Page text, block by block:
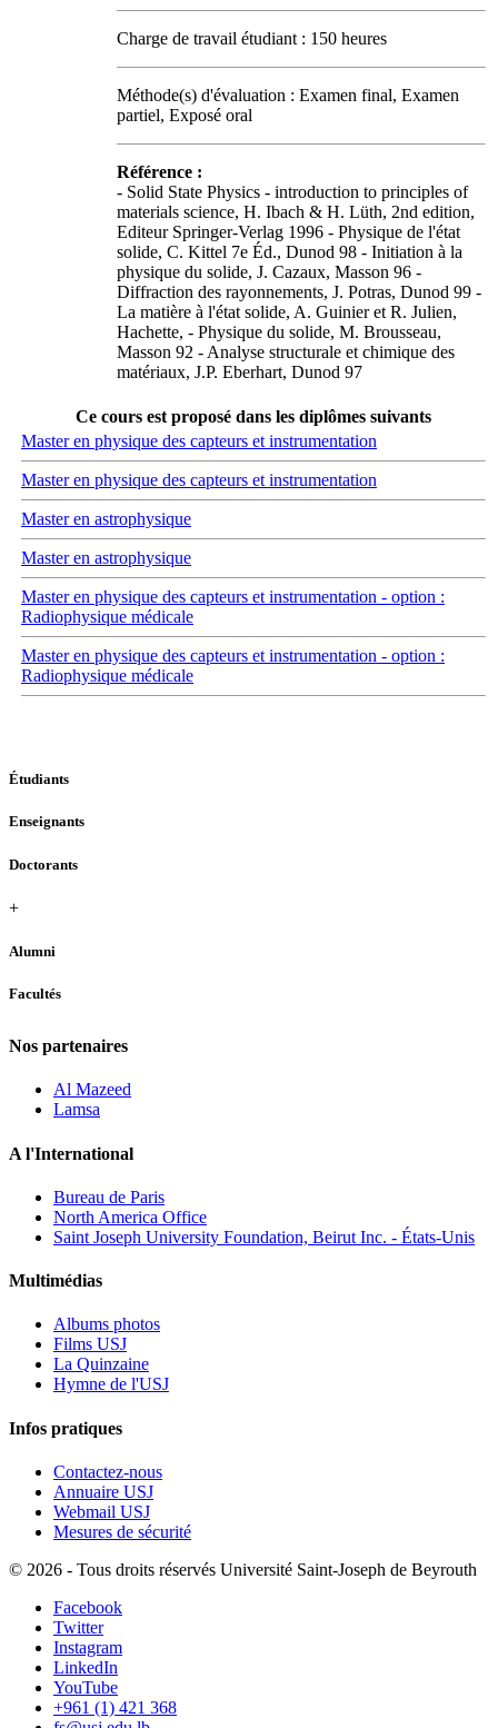
Charge de travail étudiant : 150 heures
Méthode(s) d'évaluation : Examen final, Examen
partiel, Exposé oral
Référence :
- Solid State Physics - introduction to principles of
materials science, H. Ibach & H. Lüth, 2nd edition,
Editeur Springer-Verlag 1996 - Physique de l'état
solide, C. Kittel 7e Éd., Dunod 98 - Initiation à la
physique du solide, J. Cazaux, Masson 96 -
Diffraction des rayonnements, J. Potras, Dunod 99 -
La matière à l'état solide, A. Guinier et R. Julien,
Hachette, - Physique du solide, M. Brousseau,
Masson 92 - Analyse structurale et chimique des
matériaux, J.P. Eberhart, Dunod 97
Ce cours est proposé dans les diplômes suivants
Master en physique des capteurs et instrumentation
Master en physique des capteurs et instrumentation
Master en astrophysique
Master en astrophysique
Master en physique des capteurs et instrumentation - option :
Radiophysique médicale
Master en physique des capteurs et instrumentation - option :
Radiophysique médicale
Étudiants
Enseignants
Doctorants
+
Alumni
Facultés
Nos partenaires
Al Mazeed
Lamsa
A l'International
Bureau de Paris
North America Office
Saint Joseph University Foundation, Beirut Inc. - États-Unis
Multimédias
Albums photos
Films USJ
La Quinzaine
Hymne de l'USJ
Infos pratiques
Contactez-nous
Annuaire USJ
Webmail USJ
Mesures de sécurité
© 2026 - Tous droits réservés Université Saint-Joseph de Beyrouth
Facebook
Twitter
Instagram
LinkedIn
YouTube
+961 (1) 421 368